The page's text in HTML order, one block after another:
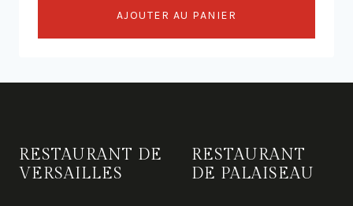
AJOUTER AU PANIER
RESTAURANT DE
VERSAILLES
RESTAURANT
DE PALAISEAU